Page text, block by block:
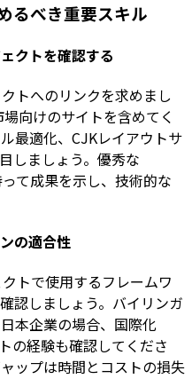
べき重要スキル
クトを確認する
トへのリンクを求めまし
向けのサイトを含めてく
最適化、CJKレイアウトサ
しましょう。優秀な
て成果を示し、技術的な
の適合性
トで使用するフレームワ
認しましょう。バイリンガ
本企業の場合、国際化
の経験も確認してくださ
ップは時間とコストの損失